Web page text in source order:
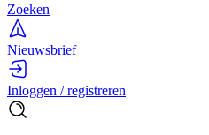
Zoeken
Nieuwsbrief
Inloggen / registreren